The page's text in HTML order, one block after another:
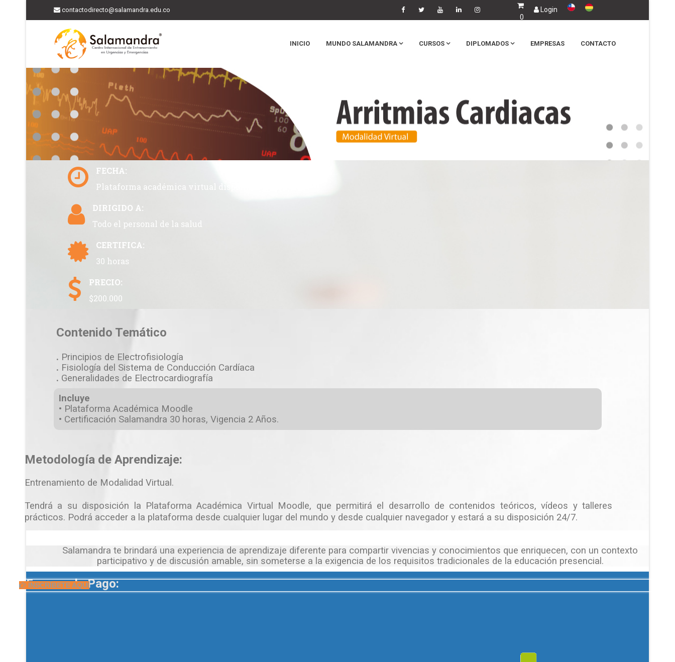
contactodirecto@salamandra.edu.co
Login
0
INICIO MUNDO SALAMANDRA CURSOS DIPLOMADOS EMPRESAS CONTACTO
FECHA:
Plataforma académica virtual disponible 24/7
DIRIGIDO A:
Todo el personal de la salud
CERTIFICA:
30 horas
PRECIO:
$200.000
Contenido Temático
. Principios de Electrofisiología
. Fisiología del Sistema de Conducción Cardíaca
. Generalidades de Electrocardiografía
Incluye
• Plataforma Académica Moodle
• Certificación Salamandra 30 horas, Vigencia 2 Años.
Metodología de Aprendizaje:
Entrenamiento de Modalidad Virtual.
Tendrá a su disposición la Plataforma Académica Virtual Moodle, que permitirá el desarrollo de contenidos teóricos, vídeos y talleres
prácticos. Podrá acceder a la plataforma desde cualquier lugar del mundo y desde cualquier navegador y estará a su disposición 24/7.
Salamandra te brindará una experiencia de aprendizaje diferente para compartir vivencias y conocimientos que enriquecen, con un contexto
participativo y de discusión amable, sin someterse a la exigencia de los requisitos tradicionales de la educación presencial.
Formas de Pago:
INSCRÍBETE AQUÍ